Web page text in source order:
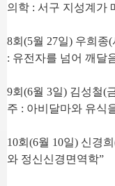
의학 : 서구 지성계가
8회 (5월 27일) 우희종(
: 유전자를 넘어 깨달
9회 (6월 3일) 김성철(
주 : 아비달마와 유식
10회 (6월 10일) 신경희
와 정신신경면역학”